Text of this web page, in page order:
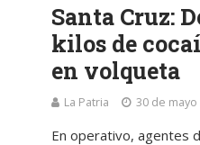
Santa Cruz:
kilos de
en volqueta
La Patria 30 de mayo
En operativo, agentes